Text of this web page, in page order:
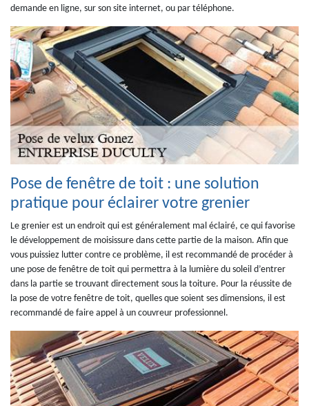
demande en ligne, sur son site internet, ou par téléphone.
Pose de fenêtre de toit : une solution
pratique pour éclairer votre grenier
Le grenier est un endroit qui est généralement mal éclairé, ce qui favorise
le développement de moisissure dans cette partie de la maison. Afin que
vous puissiez lutter contre ce problème, il est recommandé de procéder à
une pose de fenêtre de toit qui permettra à la lumière du soleil d’entrer
dans la partie se trouvant directement sous la toiture. Pour la réussite de
la pose de votre fenêtre de toit, quelles que soient ses dimensions, il est
recommandé de faire appel à un couvreur professionnel.